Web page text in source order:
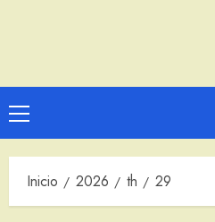
Menú
principal
Inicio 2026 th 29